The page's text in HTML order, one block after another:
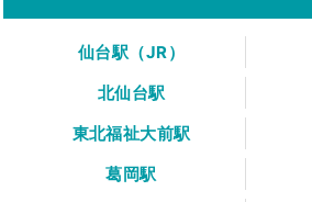
仙台駅（JR）
北仙台駅
東北福祉大前駅
葛岡駅